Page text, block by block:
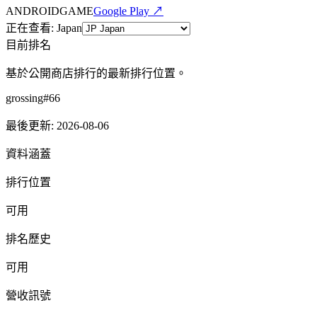
ANDROIDGAMEGoogle Play ↗
正在查看: Japan
目前排名
基於公開商店排行的最新排行位置。
grossing#66
最後更新: 2026-08-06
資料涵蓋
排行位置
可用
排名歷史
可用
營收訊號